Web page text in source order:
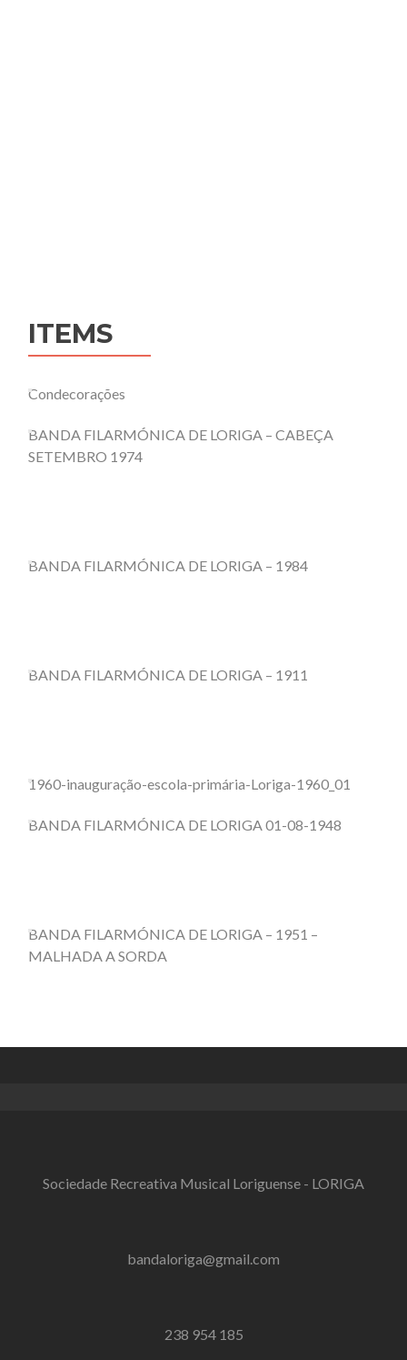
ITEMS
Condecorações
BANDA FILARMÓNICA DE LORIGA – CABEÇA
SETEMBRO 1974
BANDA FILARMÓNICA DE LORIGA – 1984
BANDA FILARMÓNICA DE LORIGA – 1911
1960-inauguração-escola-primária-Loriga-1960_01
BANDA FILARMÓNICA DE LORIGA 01-08-1948
BANDA FILARMÓNICA DE LORIGA – 1951 –
MALHADA A SORDA
Sociedade Recreativa Musical Loriguense - LORIGA
bandaloriga@gmail.com
238 954 185